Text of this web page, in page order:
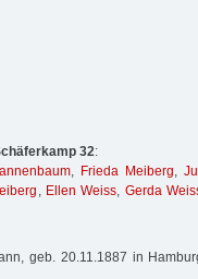
32:
, Frieda Meiberg,
, Ellen Weiss, Gerda
geb. 20.11.1887 in